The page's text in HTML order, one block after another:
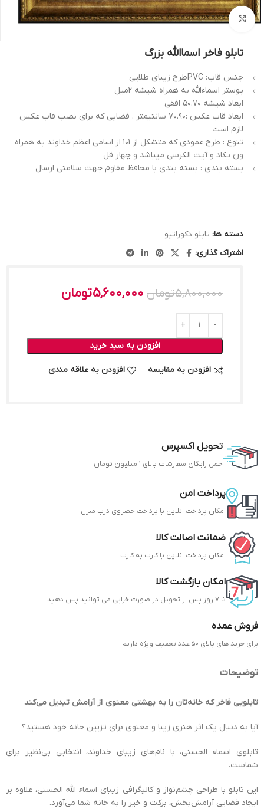
بزرگنمایی تصویر
تابلو فاخر اسماالله بزرگ
جنس قاب: PVCطرح زیبای طلایی
پوستر اسماءالله به همراه شیشه 2میل
ابعاد شیشه 50.70 افقی
ابعاد قاب عکس :70.90 سانتیمتر . فضایی که برای نصب قاب عکس
لازم است
تنوع : طرح عمودی که متشکل از 101 از اسامی اعظم خداوند به همراه
ون یکاد و آیت الکرسی میباشد و چهار قل
بسته بندی : بسته بندی با محافظ مقاوم جهت سلامتی ارسال
دسته ها: تابلو دکوراتیو
اشتراک گذاری:
5,800,000تومان 5,600,000تومان
افزودن به سبد خرید
افزودن به مقایسه افزودن به علاقه مندی
تحویل اکسپرس
حمل رایگان سفارشات بالای 1 میلیون تومان
پرداخت امن
امکان پرداخت انلاین یا پرداخت حضروی درب منزل
ضمانت اصالت کالا
امکان پرداخت انلاین یا کارت به کارت
امکان بازگشت کالا
تا 7 روز پس از تحویل در صورت خرابی می توانید پس دهید
فروش عمده
برای خرید های بالای 50 عدد تخفیف ویژه داریم
توضیحات
تابلویی فاخر که خانه‌تان را به بهشتی معنوی از آرامش تبدیل می‌کند
آیا به دنبال یک اثر هنری زیبا و معنوی برای تزیین خانه خود هستید؟
تابلوی اسماء الحسنی، با نام‌های زیبای خداوند، انتخابی بی‌نظیر برای
شماست.
این تابلو با طراحی چشم‌نواز و کالیگرافی زیبای اسماء الله الحسنی، علاوه بر
ایجاد فضایی آرامش‌بخش، برکت و خیر را به خانه شما می‌آورد.